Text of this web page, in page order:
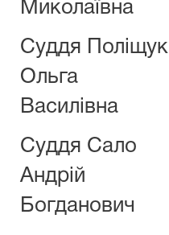
Миколаївна
Суддя Поліщук
Ольга
Василівна
Суддя Сало
Андрій
Богданович